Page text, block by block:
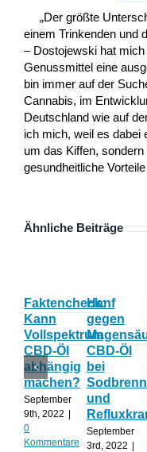
„Der größte
einem Trinkenden und
– Dostojewski hat
Genussmittel eine
bin immer auf der
Cannabis, im
Deutschland wie auf
ich mich, weil es dabei
um das Kiffen,
gesundheitliche
Ähnliche Beiträge
Faktencheck:
Kann
Vollspektrum
CBD-Öl
abhängig
machen?
September
9th, 2022 |
0
Kommentare
Hanf
gegen
CBD-Öl
bei
und
September
3rd, 2022 |